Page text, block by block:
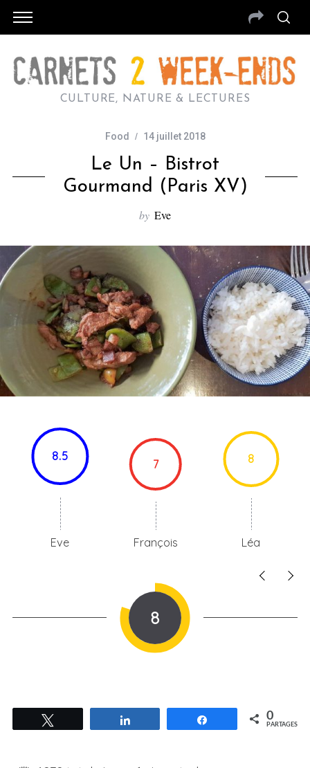
CULTURE, NATURE & LECTURES
Food 14 juillet 2018
Le Un – Bistrot
Gourmand (Paris XV)
by Eve
8.5
Eve
7
François
8
Léa
8
Partagez 0
PARTAGES